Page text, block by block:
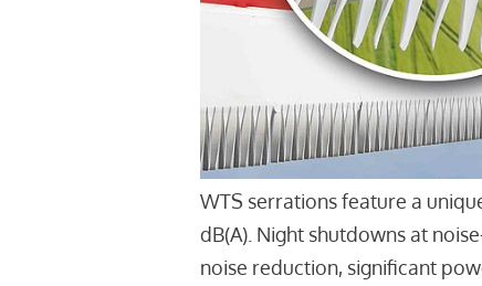
WTS serrations feature a
dB(A). Night shutdowns at
noise reduction, significant